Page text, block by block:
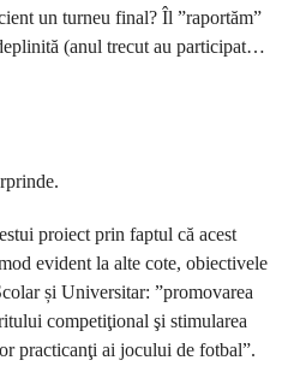
un turneu final? Îl ”raportăm”
(anul trecut au participat…
proiect prin faptul că acest
evident la alte cote, obiectivele
și Universitar: ”promovarea
competiţional şi stimularea
practicanţi ai jocului de fotbal”.